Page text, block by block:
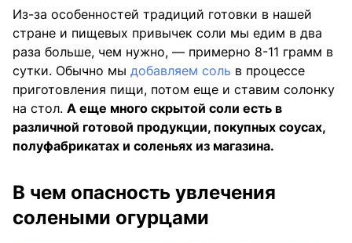
Из-за особенностей традиций готовки в нашей
стране и пищевых привычек соли мы едим в два
раза больше, чем нужно, — примерно 8-11 грамм в
сутки. Обычно мы добавляем соль в процессе
приготовления пищи, потом еще и ставим солонку
на стол. А еще много скрытой соли есть в
различной готовой продукции, покупных соусах,
полуфабрикатах и соленьях из магазина.
В чем опасность увлечения
солеными огурцами